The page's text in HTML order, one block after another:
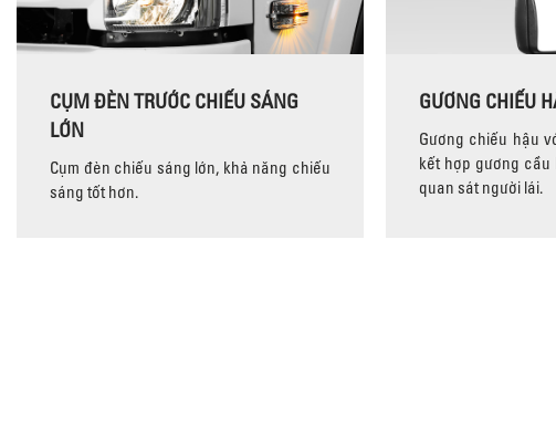
CỤM ĐÈN TRƯỚC CHIẾU SÁNG
LỚN
Cụm đèn chiếu sáng lớn, khả năng chiếu
sáng tốt hơn.
GƯƠNG CHIẾU
Gương chiếu hậu
kết hợp gương cầu
quan sát người lái.